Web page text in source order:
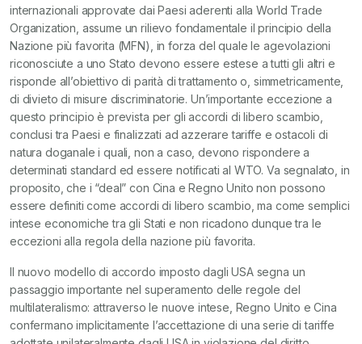
internazionali approvate dai Paesi aderenti alla World Trade
Organization, assume un rilievo fondamentale il principio della
Nazione più favorita (MFN), in forza del quale le agevolazioni
riconosciute a uno Stato devono essere estese a tutti gli altri e
risponde all’obiettivo di parità di trattamento o, simmetricamente,
di divieto di misure discriminatorie. Un’importante eccezione a
questo principio è prevista per gli accordi di libero scambio,
conclusi tra Paesi e finalizzati ad azzerare tariffe e ostacoli di
natura doganale i quali, non a caso, devono rispondere a
determinati standard ed essere notificati al WTO. Va segnalato, in
proposito, che i “deal” con Cina e Regno Unito non possono
essere definiti come accordi di libero scambio, ma come semplici
intese economiche tra gli Stati e non ricadono dunque tra le
eccezioni alla regola della nazione più favorita.
Il nuovo modello di accordo imposto dagli USA segna un
passaggio importante nel superamento delle regole del
multilateralismo: attraverso le nuove intese, Regno Unito e Cina
confermano implicitamente l’accettazione di una serie di tariffe